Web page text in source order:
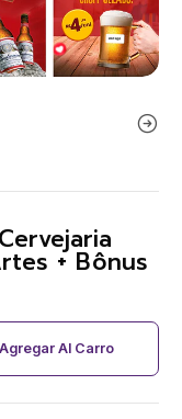
+ Bônus
Al Carro